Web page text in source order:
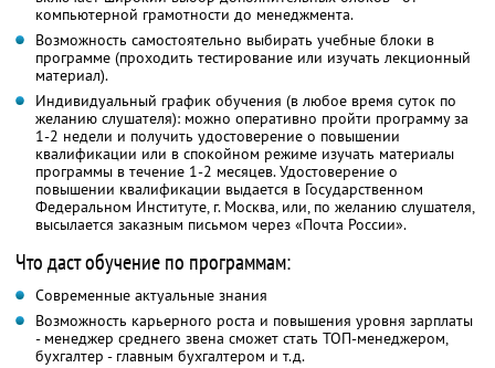
компьютерной грамотности до менеджмента.
Возможность самостоятельно выбирать учебные блоки в
программе (проходить тестирование или изучать лекционный
материал).
Индивидуальный график обучения (в любое время суток по
желанию слушателя): можно оперативно пройти программу за
1-2 недели и получить удостоверение о повышении
квалификации или в спокойном режиме изучать материалы
программы в течение 1-2 месяцев. Удостоверение о
повышении квалификации выдается в Государственном
Федеральном Институте, г. Москва, или, по желанию слушателя,
высылается заказным письмом через «Почта России».
Что даст обучение по программам:
Современные актуальные знания
Возможность карьерного роста и повышения уровня зарплаты
- менеджер среднего звена сможет стать ТОП-менеджером,
бухгалтер - главным бухгалтером и т.д.